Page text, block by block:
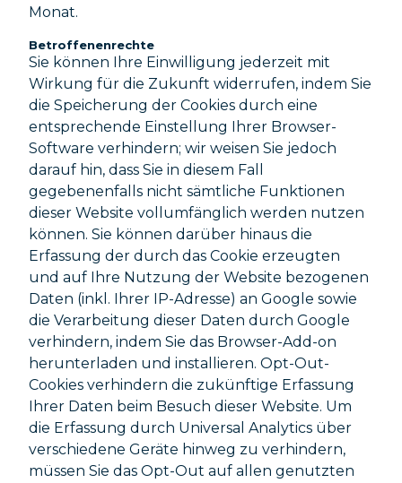
Monat.
Betroffenenrechte
Sie können Ihre Einwilligung jederzeit mit
Wirkung für die Zukunft widerrufen, indem Sie
die Speicherung der Cookies durch eine
entsprechende Einstellung Ihrer Browser-
Software verhindern; wir weisen Sie jedoch
darauf hin, dass Sie in diesem Fall
gegebenenfalls nicht sämtliche Funktionen
dieser Website vollumfänglich werden nutzen
können. Sie können darüber hinaus die
Erfassung der durch das Cookie erzeugten
und auf Ihre Nutzung der Website bezogenen
Daten (inkl. Ihrer IP-Adresse) an Google sowie
die Verarbeitung dieser Daten durch Google
verhindern, indem Sie das Browser-Add-on
herunterladen und installieren. Opt-Out-
Cookies verhindern die zukünftige Erfassung
Ihrer Daten beim Besuch dieser Website. Um
die Erfassung durch Universal Analytics über
verschiedene Geräte hinweg zu verhindern,
müssen Sie das Opt-Out auf allen genutzten